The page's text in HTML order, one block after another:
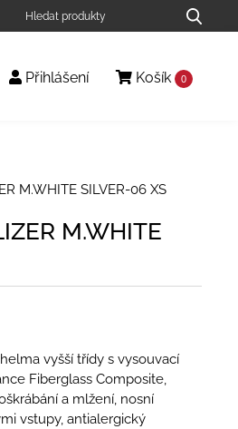
Přihlášení Košík 0
M.WHITE SILVER-06 XS
M.WHITE
vyšší třídy s vysouvací
Fiberglass Composite,
a mlžení, nosní
vstupy, antialergický